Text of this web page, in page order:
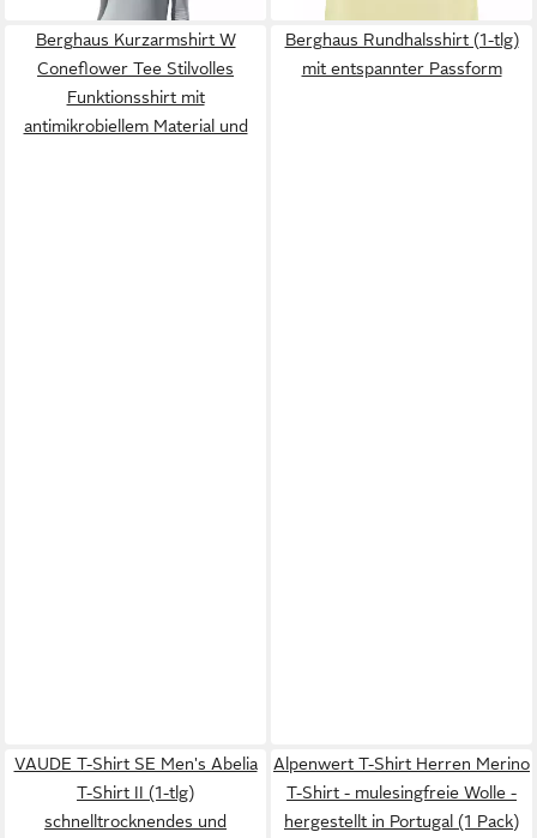
Berghaus Kurzarmshirt W
Coneflower Tee Stilvolles
Funktionsshirt mit
antimikrobiellem Material und
Berghaus Rundhalsshirt (1-tlg)
mit entspannter Passform
VAUDE T-Shirt SE Men's Abelia
T-Shirt II (1-tlg)
schnelltrocknendes und
Alpenwert T-Shirt Herren Merino
T-Shirt - mulesingfreie Wolle -
hergestellt in Portugal (1 Pack)